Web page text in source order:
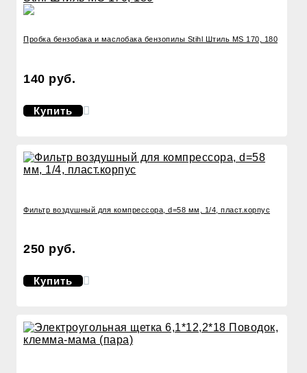
Пробка бензобака и маслобака бензопилы Stihl Штиль MS 170, 180
140 руб.
Купить
Фильтр воздушный для компрессора, d=58 мм, 1/4, пласт.корпус
250 руб.
Купить